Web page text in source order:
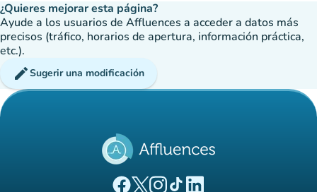
¿Quieres mejorar esta página?
Ayude a los usuarios de Affluences a acceder a datos más
precisos (tráfico, horarios de apertura, información práctica,
etc.).
editSugerir una modificación
(nueva pestaña)
(nueva pestaña)
(nueva pestaña)
(nueva pestaña)